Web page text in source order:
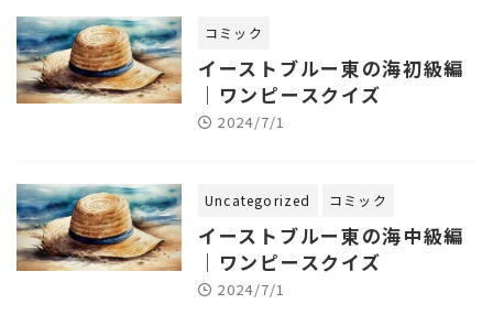
コミック
イーストブルー東の海初級編
｜ワンピースクイズ
2024/7/1
Uncategorized コミック
イーストブルー東の海中級編
｜ワンピースクイズ
2024/7/1